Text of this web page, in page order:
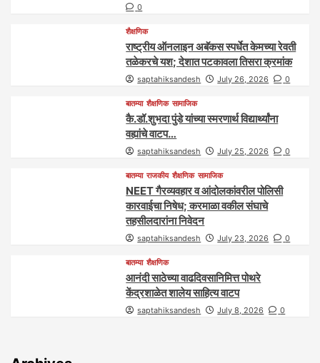
0
शैक्षणिक
राष्ट्रीय ऑनलाइन अबॅकस स्पर्धेत केमच्या रेवती
तळेकरचे यश; देशात पटकावला तिसरा क्रमांक
saptahiksandesh July 26, 2026 0
बातम्या शैक्षणिक सामाजिक
कै.डॉ.शुभदा पुंडे यांच्या स्मरणार्थ विद्यार्थ्यांना
वह्यांचे वाटप…
saptahiksandesh July 25, 2026 0
बातम्या राजकीय शैक्षणिक सामाजिक
NEET गैरव्यवहार व आंदोलकांवरील पोलिसी
कारवाईचा निषेध; करमाळा वकील संघाचे
तहसीलदारांना निवेदन
saptahiksandesh July 23, 2026 0
बातम्या शैक्षणिक
आनंदी साठेच्या वाढदिवसानिमित्त पोथरे
केंद्रशाळेत शालेय साहित्य वाटप
saptahiksandesh July 8, 2026 0